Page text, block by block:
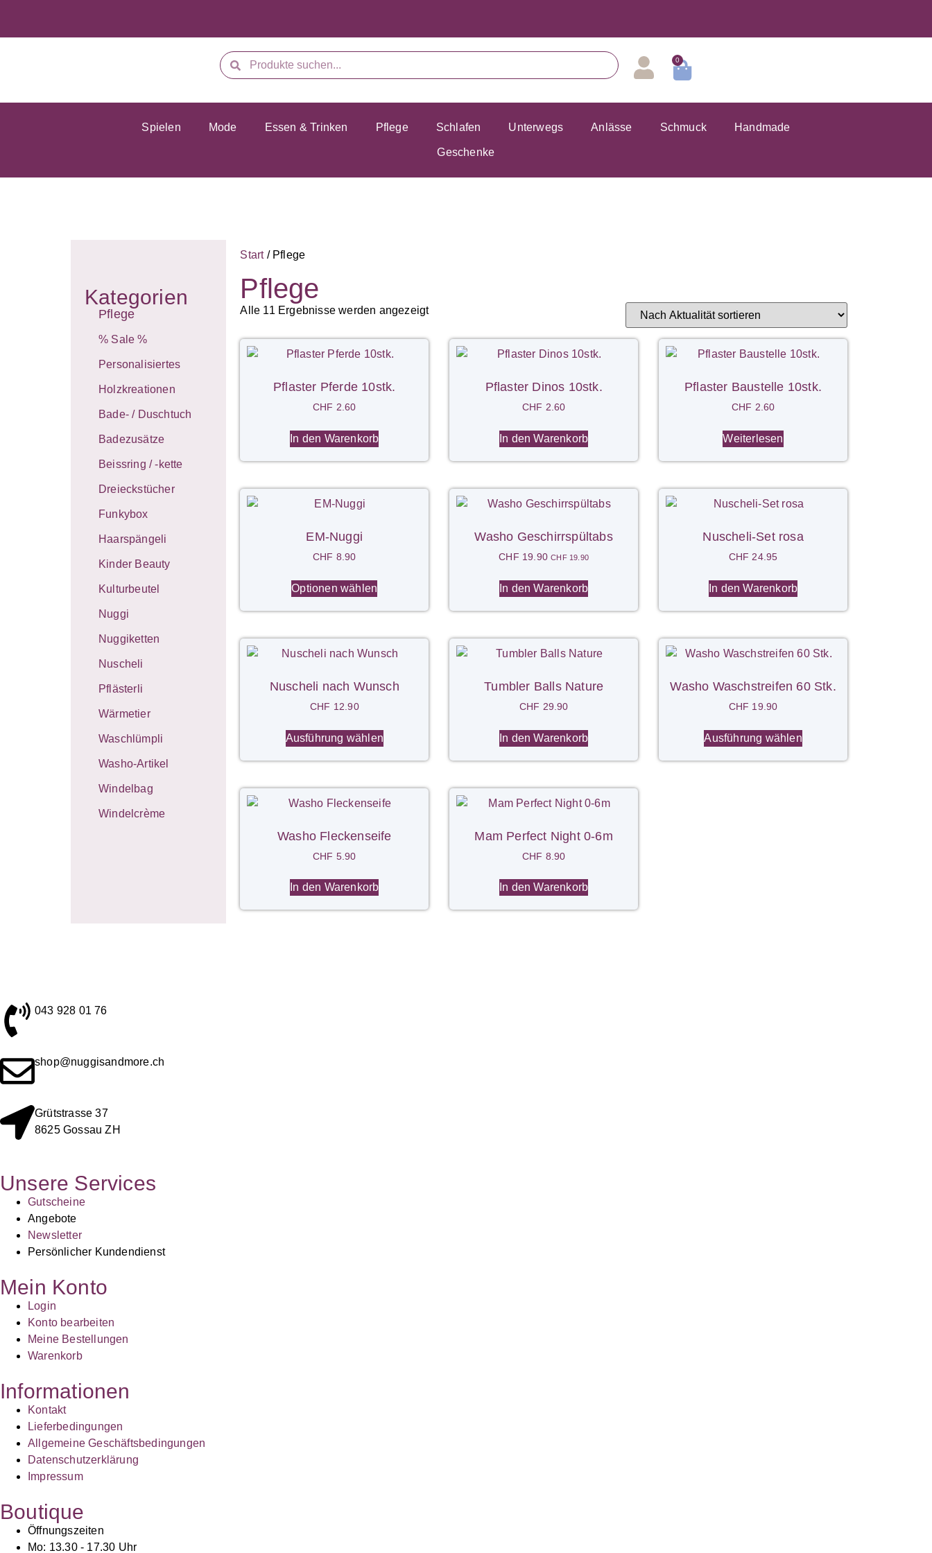
0
Spielen Mode Essen & Trinken Pflege Schlafen Unterwegs Anlässe Schmuck Handmade
Geschenke
Kategorien
Pflege
% Sale %
Personalisiertes
Holzkreationen
Bade- / Duschtuch
Badezusätze
Beissring / -kette
Dreieckstücher
Funkybox
Haarspängeli
Kinder Beauty
Kulturbeutel
Nuggi
Nuggiketten
Nuscheli
Pflästerli
Wärmetier
Waschlümpli
Washo-Artikel
Windelbag
Windelcrème
Start/ Pflege
Pflege
Alle 11 Ergebnisse werden angezeigt
Pflaster Pferde 10stk.
CHF 2.60
In den Warenkorb
Pflaster Dinos 10stk.
CHF 2.60
In den Warenkorb
Pflaster Baustelle 10stk.
CHF 2.60
Weiterlesen
EM-Nuggi
CHF 8.90
Optionen wählen
Washo Geschirrspültabs
CHF 19.90 CHF19.90
In den Warenkorb
Nuscheli-Set rosa
CHF 24.95
In den Warenkorb
Nuscheli nach Wunsch
CHF 12.90
Ausführung wählen
Tumbler Balls Nature
CHF 29.90
In den Warenkorb
Washo Waschstreifen 60 Stk.
CHF 19.90
Ausführung wählen
Washo Fleckenseife
CHF 5.90
In den Warenkorb
Mam Perfect Night 0-6m
CHF 8.90
In den Warenkorb
043 928 01 76
shop@nuggisandmore.ch
Grütstrasse 37
8625 Gossau ZH
Unsere Services
Gutscheine
Angebote
Newsletter
Persönlicher Kundendienst
Mein Konto
Login
Konto bearbeiten
Meine Bestellungen
Warenkorb
Informationen
Kontakt
Lieferbedingungen
Allgemeine Geschäftsbedingungen
Datenschutzerklärung
Impressum
Boutique
Öffnungszeiten
Mo: 13.30 - 17.30 Uhr